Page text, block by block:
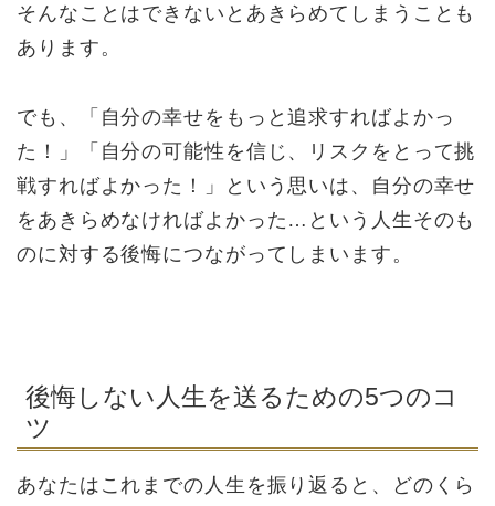
そんなことはできないとあきらめてしまうことも
あります。
でも、「自分の幸せをもっと追求すればよかっ
た！」「自分の可能性を信じ、リスクをとって挑
戦すればよかった！」という思いは、自分の幸せ
をあきらめなければよかった…という人生そのも
のに対する後悔につながってしまいます。
後悔しない人生を送るための5つのコ
ツ
あなたはこれまでの人生を振り返ると、どのくら